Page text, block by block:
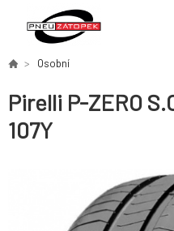
Osobní
Pirelli P-ZERO
107Y